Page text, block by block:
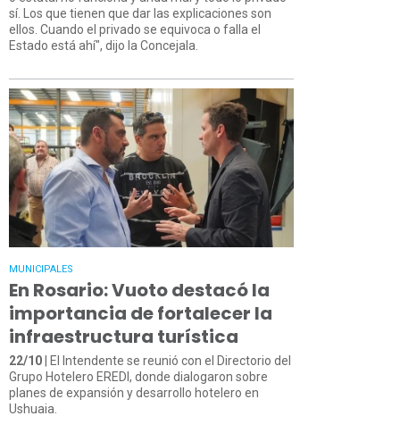
sí. Los que tienen que dar las explicaciones son
ellos. Cuando el privado se equivoca o falla el
Estado está ahí", dijo la Concejala.
MUNICIPALES
En Rosario: Vuoto destacó la
importancia de fortalecer la
infraestructura turística
22/10 | El Intendente se reunió con el Directorio del
Grupo Hotelero EREDI, donde dialogaron sobre
planes de expansión y desarrollo hotelero en
Ushuaia.